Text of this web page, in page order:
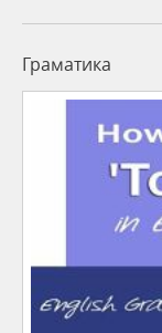
Граматика